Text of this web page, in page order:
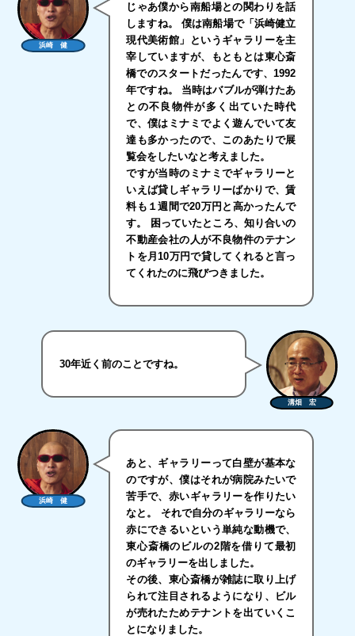
浜崎 健
じゃあ僕から南船場との関わりを話
しますね。 僕は南船場で「浜崎健立
現代美術館」というギャラリーを主
宰していますが、もともとは東心斎
橋でのスタートだったんです、1992
年ですね。 当時はバブルが弾けたあ
との不良物件が多く出ていた時代
で、僕はミナミでよく遊んでいて友
達も多かったので、このあたりで展
覧会をしたいなと考えました。
ですが当時のミナミでギャラリーと
いえば貸しギャラリーばかりで、賃
料も１週間で20万円と高かったんで
す。 困っていたところ、知り合いの
不動産会社の人が不良物件のテナン
トを月10万円で貸してくれると言っ
てくれたのに飛びつきました。
溝畑 宏
30年近く前のことですね。
浜崎 健
あと、ギャラリーって白壁が基本な
のですが、僕はそれが病院みたいで
苦手で、赤いギャラリーを作りたい
なと。 それで自分のギャラリーなら
赤にできるいという単純な動機で、
東心斎橋のビルの2階を借りて最初
のギャラリーを出しました。
その後、東心斎橋が雑誌に取り上げ
られて注目されるようになり、ビル
が売れたためテナントを出ていくこ
とになりました。